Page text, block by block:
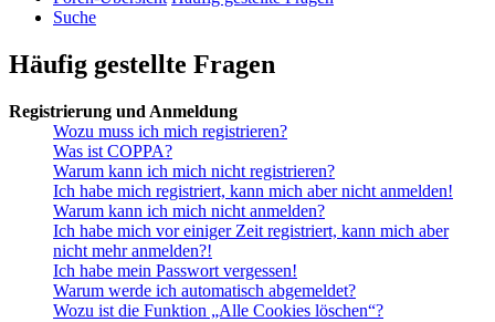
Suche
Häufig gestellte Fragen
Registrierung und Anmeldung
Wozu muss ich mich registrieren?
Was ist COPPA?
Warum kann ich mich nicht registrieren?
Ich habe mich registriert, kann mich aber nicht anmelden!
Warum kann ich mich nicht anmelden?
Ich habe mich vor einiger Zeit registriert, kann mich aber
nicht mehr anmelden?!
Ich habe mein Passwort vergessen!
Warum werde ich automatisch abgemeldet?
Wozu ist die Funktion „Alle Cookies löschen“?